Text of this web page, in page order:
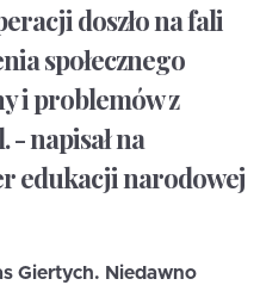
doszło na fali
społecznego
i problemów z
- napisał na
edukacji narodowej
Giertych. Niedawno